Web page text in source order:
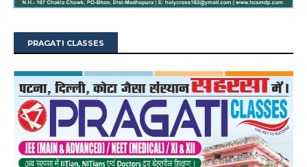
PRAGATI CLASSES